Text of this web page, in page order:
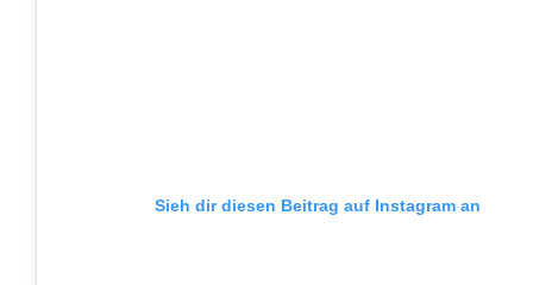
Sieh dir diesen Beitrag auf Instagram an